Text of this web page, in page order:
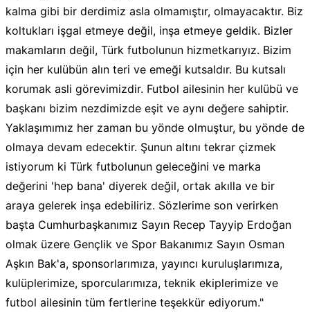
kalma gibi bir derdimiz asla olmamıştır, olmayacaktır. Biz
koltukları işgal etmeye değil, inşa etmeye geldik. Bizler
makamların değil, Türk futbolunun hizmetkarıyız. Bizim
için her kulübün alın teri ve emeği kutsaldır. Bu kutsalı
korumak asli görevimizdir. Futbol ailesinin her kulübü ve
başkanı bizim nezdimizde eşit ve aynı değere sahiptir.
Yaklaşımımız her zaman bu yönde olmuştur, bu yönde de
olmaya devam edecektir. Şunun altını tekrar çizmek
istiyorum ki Türk futbolunun geleceğini ve marka
değerini 'hep bana' diyerek değil, ortak akılla ve bir
araya gelerek inşa edebiliriz. Sözlerime son verirken
başta Cumhurbaşkanımız Sayın Recep Tayyip Erdoğan
olmak üzere Gençlik ve Spor Bakanımız Sayın Osman
Aşkın Bak'a, sponsorlarımıza, yayıncı kuruluşlarımıza,
kulüplerimize, sporcularımıza, teknik ekiplerimize ve
futbol ailesinin tüm fertlerine teşekkür ediyorum."